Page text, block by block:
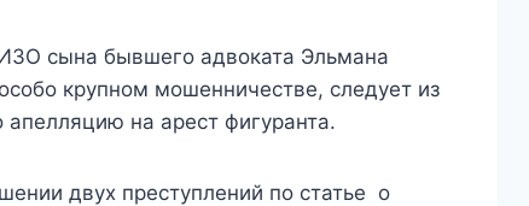
сына бывшего адвоката Эльмана
крупном мошенничестве, следует из
апелляцию на арест фигуранта.
двух преступлений по статье о